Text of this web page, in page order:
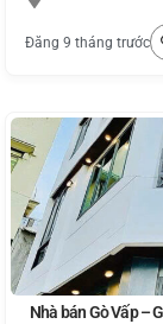
Đăng 9 tháng trước
Nhà bán Gò Vấp –